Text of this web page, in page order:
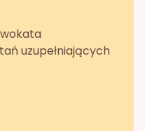
uzupełniających